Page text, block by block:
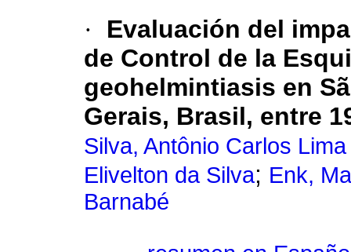
·
Evaluación del
de Control de la
geohelmintiasis en
Gerais, Brasil, entre
Silva, Antônio Carlos
Elivelton da Silva; Enk,
Barnabé